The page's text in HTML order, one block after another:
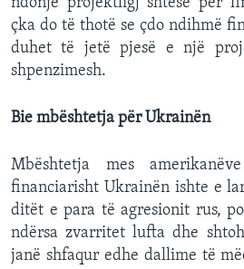
ndonjë projektligj shtesë për
çka do të thotë se çdo ndihmë
duhet të jetë pjesë e një
shpenzimesh.
Bie mbështetja për Ukrainën
Mbështetja mes
financiarisht Ukrainën ishte e
ditët e para të agresionit rus,
ndërsa zvarritet lufta dhe
janë shfaqur edhe dallime të